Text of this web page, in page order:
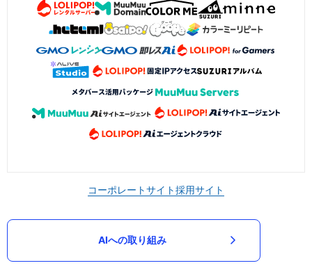
コーポレートサイト採用サイト
AIへの取り組み